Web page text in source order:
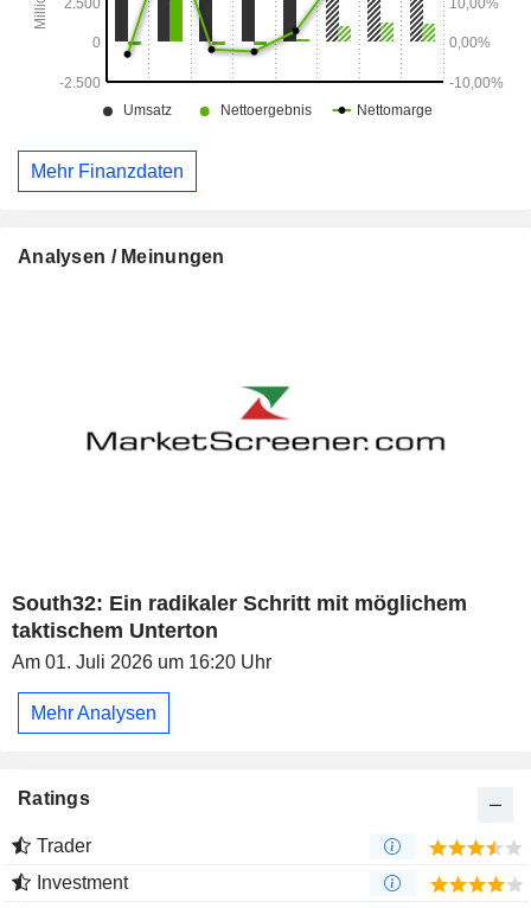
Mehr Finanzdaten
Analysen / Meinungen
South32: Ein radikaler Schritt mit möglichem
taktischem Unterton
Am 01. Juli 2026 um 16:20 Uhr
Mehr Analysen
Ratings
Trader
Investment